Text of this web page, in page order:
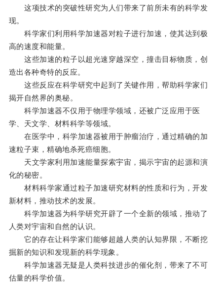
这项技术的突破性研究为人们带来了前所未有的科学发
现。
科学家们利用科学加速器对粒子进行加速，使其达到极
高的速度和能量。
这些加速的粒子以超光速穿越深空，撞击目标物质，创
造出各种奇特的反应。
这些反应在科学研究中起到了关键作用，帮助科学家们
揭开自然界的奥秘。
科学加速器不仅用于物理学领域，还被广泛应用于医
学、天文学、材料科学等领域。
在医学中，科学加速器被用于肿瘤治疗，通过精确的加
速粒子束，精确地杀死癌细胞。
天文学家利用加速能量探索宇宙，揭示宇宙的起源和演
化的秘密。
材料科学家通过粒子加速研究材料的性质和行为，开发
新材料，推动技术的发展。
科学加速器为科学研究开辟了一个全新的领域，推动了
人类对宇宙和自然的认识。
它的存在让科学家们能够超越人类的认知界限，不断挖
掘新的知识和发现新的科学现象。
科学加速器无疑是人类科技进步的催化剂，带来了不可
估量的科学价值。